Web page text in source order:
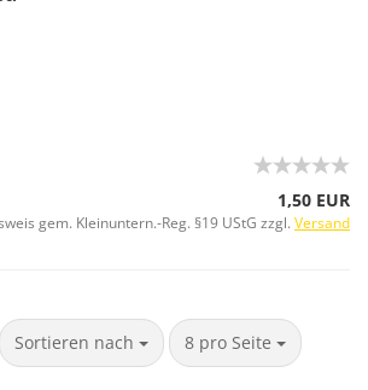
1,50 EUR
gem. Kleinuntern.-Reg. §19 UStG zzgl. Versand
Sortieren nach 8 pro Seite